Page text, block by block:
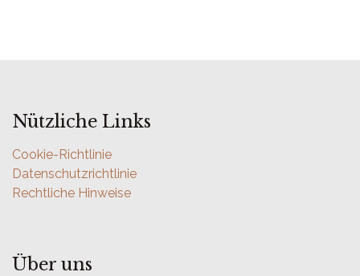
Nützliche Links
Cookie-Richtlinie
Datenschutzrichtlinie
Rechtliche Hinweise
Über uns